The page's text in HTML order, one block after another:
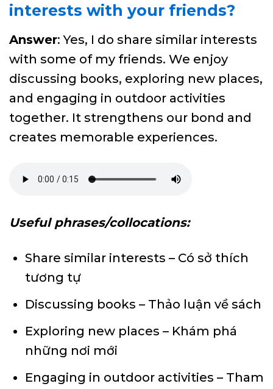
interests with your friends?
Answer: Yes, I do share similar interests
with some of my friends. We enjoy
discussing books, exploring new places,
and engaging in outdoor activities
together. It strengthens our bond and
creates memorable experiences.
Useful phrases/collocations:
Share similar interests – Có sở thích
tương tự
Discussing books – Thảo luận về sách
Exploring new places – Khám phá
những nơi mới
Engaging in outdoor activities – Tham